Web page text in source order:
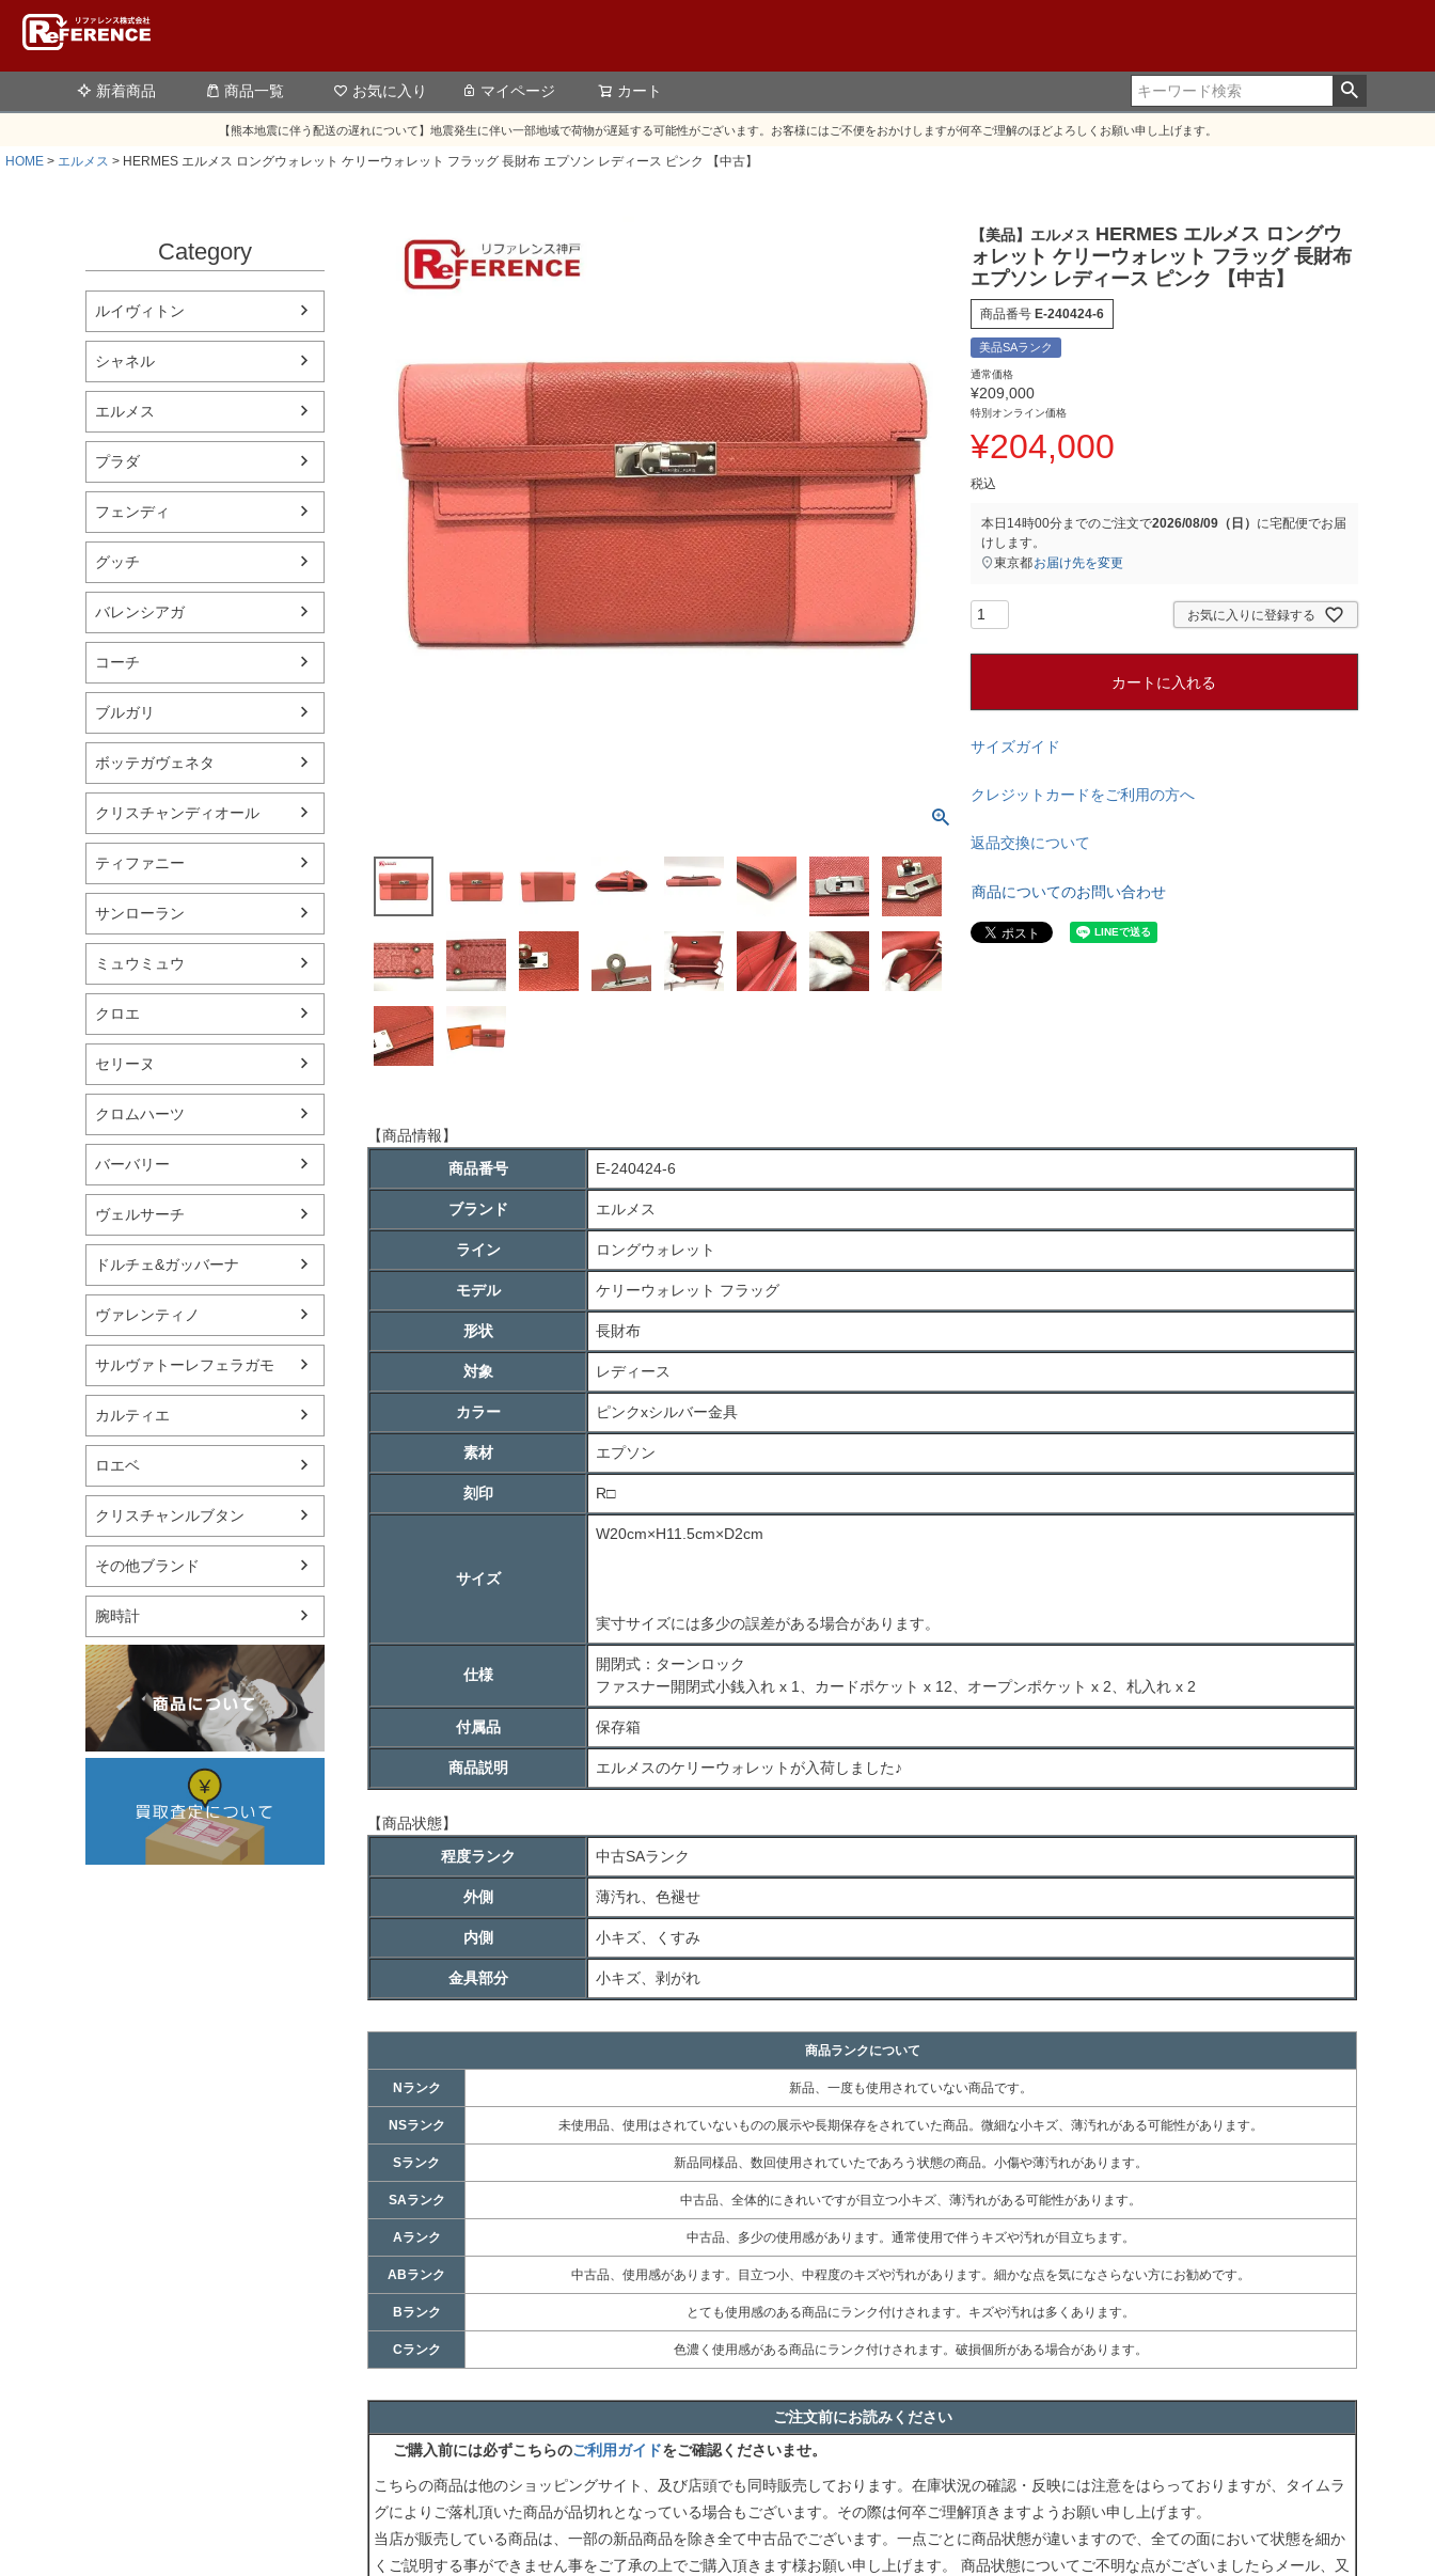
新着商品 商品一覧 お気に入り マイページ カート
【熊本地震に伴う配送の遅れについて】地震発生に伴い一部地域で荷物が遅延する可能性がございます。お客様にはご不便をおかけしますが何卒ご理解のほどよろしくお願い申し上げます。
HOME エルメス HERMES エルメス ロングウォレット ケリーウォレット フラッグ 長財布 エプソン レディース ピンク 【中古】
Category
ルイヴィトン
シャネル
エルメス
プラダ
フェンディ
グッチ
バレンシアガ
コーチ
ブルガリ
ボッテガヴェネタ
クリスチャンディオール
ティファニー
サンローラン
ミュウミュウ
クロエ
セリーヌ
クロムハーツ
バーバリー
ヴェルサーチ
ドルチェ&ガッバーナ
ヴァレンティノ
サルヴァトーレフェラガモ
カルティエ
ロエベ
クリスチャンルブタン
その他ブランド
腕時計
【美品】エルメス HERMES エルメス ロングウ
ォレット ケリーウォレット フラッグ 長財布
エプソン レディース ピンク 【中古】
商品番号 E-240424-6
美品SAランク
通常価格
¥209,000
特別オンライン価格
¥204,000
税込
本日 14時00分までのご注文で2026/08/09（日） に宅配便でお届
けします。
東京都お届け先を変更
お気に入りに登録する
カートに入れる
サイズガイド
クレジットカードをご利用の方へ
返品交換について
商品についてのお問い合わせ
【商品情報】
商品番号
E-240424-6
ブランド エルメス
ライン ロングウォレット
モデル ケリーウォレット フラッグ
形状 長財布
対象 レディース
カラー ピンクxシルバー金具
素材 エプソン
刻印 R□
サイズ
W20cm×H11.5cm×D2cm
実寸サイズには多少の誤差がある場合があります。
仕様
開閉式：ターンロック
ファスナー開閉式小銭入れ x 1、カードポケット x 12、オープンポケット x 2、札入れ x 2
付属品 保存箱
商品説明 エルメスのケリーウォレットが入荷しました♪
【商品状態】
程度ランク
中古SAランク
外側 薄汚れ、色褪せ
内側 小キズ、くすみ
金具部分 小キズ、剥がれ
商品ランクについて
Nランク 新品、一度も使用されていない商品です。
NSランク 未使用品、使用はされていないものの展示や長期保存をされていた商品。微細な小キズ、薄汚れがある可能性があります。
Sランク 新品同様品、数回使用されていたであろう状態の商品。小傷や薄汚れがあります。
SAランク 中古品、全体的にきれいですが目立つ小キズ、薄汚れがある可能性があります。
Aランク 中古品、多少の使用感があります。通常使用で伴うキズや汚れが目立ちます。
ABランク 中古品、使用感があります。目立つ小、中程度のキズや汚れがあります。細かな点を気になさらない方にお勧めです。
Bランク とても使用感のある商品にランク付けされます。キズや汚れは多くあります。
Cランク 色濃く使用感がある商品にランク付けされます。破損個所がある場合があります。
ご注文前にお読みください
ご購入前には必ずこちらのご利用ガイドをご確認くださいませ。
こちらの商品は他のショッピングサイト、及び店頭でも同時販売しております。在庫状況の確認・反映には注意をはらっておりますが、タイムラ
グによりご落札頂いた商品が品切れとなっている場合もございます。その際は何卒ご理解頂きますようお願い申し上げます。
当店が販売している商品は、一部の新品商品を除き全て中古品でございます。一点ごとに商品状態が違いますので、全ての面において状態を細か
くご説明する事ができません事をご了承の上でご購入頂きます様お願い申し上げます。 商品状態についてご不明な点がございましたらメール、又